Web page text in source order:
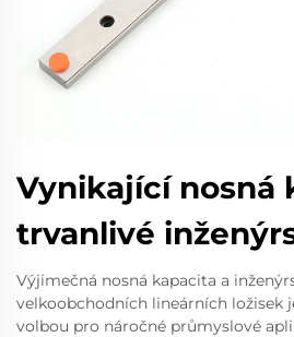
Vynikající nosná
trvanlivé
Výjimečná nosná kapacita a
velkoobchodních lineárních ložisek
volbou pro náročné průmyslové